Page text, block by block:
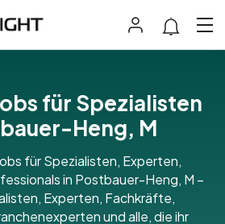
für Spezialisten
Heng, M
für Spezialisten, Experten,
in Postbauer-Heng, M –
Experten, Fachkräfte,
und alle, die ihr